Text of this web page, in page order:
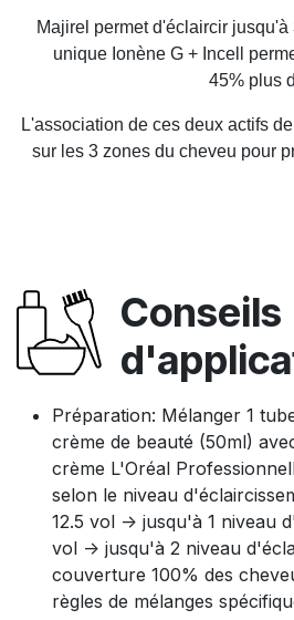
Majirel permet d'éclaircir
unique Ionène G + Incell
45% plus
L'association de ces deux actifs
sur les 3 zones du cheveu pour
Conseils
Préparation: Mélanger 1
crème de beauté (50ml)
crème L'Oréal
selon le niveau
12.5 vol -> jusqu'à 1 niveau
vol -> jusqu'à 2 niveau
couverture 100% des
règles de mélanges